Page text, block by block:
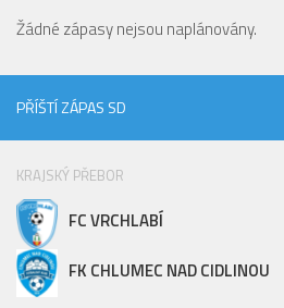
St. přípravka
Rozpis zápasů
Mladší přípravka
Zápasy
Realizační tým
Žádné zápasy nejsou naplánovány.
PŘÍŠTÍ ZÁPAS SD
KRAJSKÝ PŘEBOR
FC VRCHLABÍ
FK CHLUMEC NAD CIDLINOU